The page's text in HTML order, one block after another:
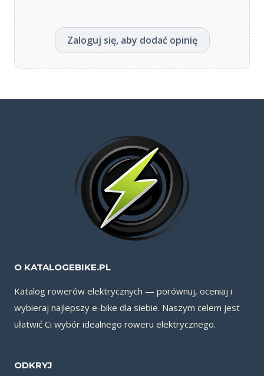
Zaloguj się, aby dodać opinię
O KATALOGEBIKE.PL
Katalog rowerów elektrycznych — porównuj, oceniaj i
wybieraj najlepszy e-bike dla siebie. Naszym celem jest
ułatwić Ci wybór idealnego roweru elektrycznego.
ODKRYJ